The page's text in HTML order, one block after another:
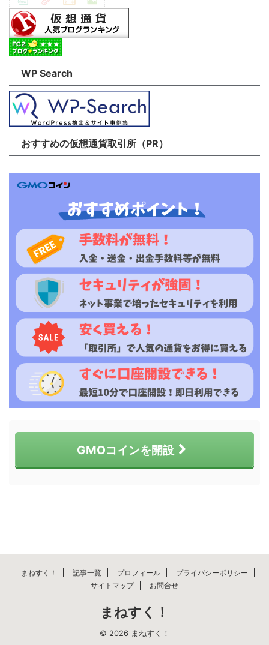
WP Search
おすすめの仮想通貨取引所（PR）
GMOコインを開設
まねすく！ 記事一覧 プロフィール
プライバシーポリシー
サイトマップ
お問合せ
まねすく！
© 2026 まねすく！